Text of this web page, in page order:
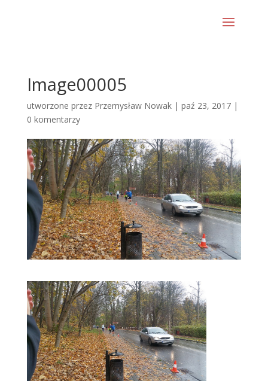
Image00005
utworzone przez Przemysław Nowak| paź 23, 2017|
0 komentarzy